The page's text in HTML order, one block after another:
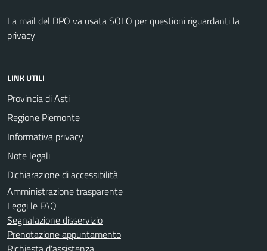
La mail del DPO va usata SOLO per questioni riguardanti la
privacy
LINK UTILI
Provincia di Asti
Regione Piemonte
Informativa privacy
Note legali
Dichiarazione di accessibilità
Amministrazione trasparente
Leggi le FAQ
Segnalazione disservizio
Prenotazione appuntamento